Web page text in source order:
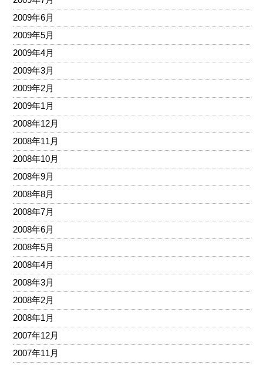
2009年6月
2009年5月
2009年4月
2009年3月
2009年2月
2009年1月
2008年12月
2008年11月
2008年10月
2008年9月
2008年8月
2008年7月
2008年6月
2008年5月
2008年4月
2008年3月
2008年2月
2008年1月
2007年12月
2007年11月